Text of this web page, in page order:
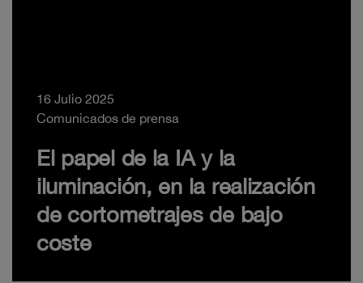
16 Julio 2025
Comunicados de prensa
El papel de la IA y la
iluminación, en la realización
de cortometrajes de bajo
coste